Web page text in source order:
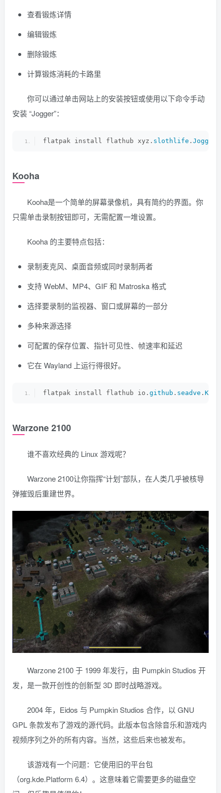
查看锻炼详情
编辑锻炼
删除锻炼
计算锻炼消耗的卡路里
你可以通过单击网站上的安装按钮或使用以下命令手动
安装 “Jogger”：
flatpak install flathub xyz. slothlife . Jogger
Kooha
Kooha是一个简单的屏幕录像机，具有简约的界面。你
只需单击录制按钮即可，无需配置一堆设置。
Kooha 的主要特点包括：
录制麦克风、桌面音频或同时录制两者
支持 WebM、MP4、GIF 和 Matroska 格式
选择要录制的监视器、窗口或屏幕的一部分
多种来源选择
可配置的保存位置、指针可见性、帧速率和延迟
它在 Wayland 上运行得很好。
flatpak install flathub io. github . seadve .
Warzone 2100
谁不喜欢经典的 Linux 游戏呢？
Warzone 2100让你指挥“计划”部队，在人类几乎被核导
弹摧毁后重建世界。
Warzone 2100 于 1999 年发行，由 Pumpkin Studios 开
发，是一款开创性的创新型 3D 即时战略游戏。
2004 年，Eidos 与 Pumpkin Studios 合作，以 GNU
GPL 条款发布了游戏的源代码。此版本包含除音乐和游戏内
视频序列之外的所有内容。当然，这些后来也被发布。
该游戏有一个问题：它使用旧的平台包
（org.kde.Platform 6.4）。这意味着它需要更多的磁盘空